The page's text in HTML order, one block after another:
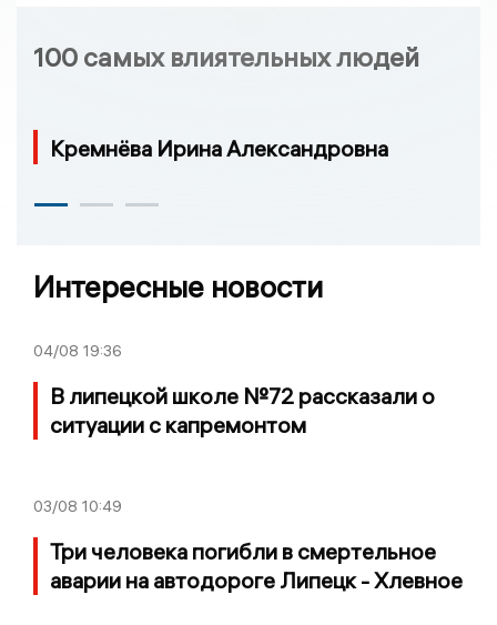
100 самых влиятельных людей
Кремнёва Ирина Александровна
Интересные новости
04/08 19:36
В липецкой школе №72 рассказали о
ситуации с капремонтом
03/08 10:49
Три человека погибли в смертельное
аварии на автодороге Липецк - Хлевное